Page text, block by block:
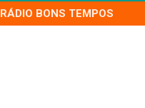
RÁDIO BONS TEMPOS